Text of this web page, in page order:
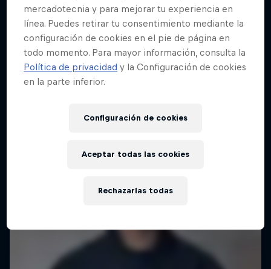
mercadotecnia y para mejorar tu experiencia en
línea. Puedes retirar tu consentimiento mediante la
configuración de cookies en el pie de página en
todo momento. Para mayor información, consulta la
Política de privacidad y la Configuración de cookies
en la parte inferior.
Configuración de cookies
Rechazarlas todas
Aceptar todas las cookies